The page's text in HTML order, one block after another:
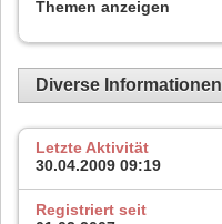
Themen anzeigen
Diverse Informationen
Letzte Aktivität
30.04.2009 09:19
Registriert seit